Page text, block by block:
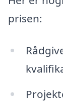
prisen: